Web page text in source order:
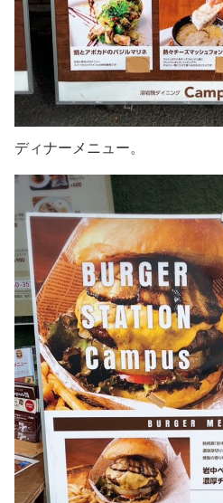
ディナーメニュー。